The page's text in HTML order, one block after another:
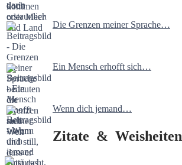
Die Grenzen meiner Sprache…
Ein Mensch erhofft sich…
Wenn dich jemand…
Zitate & Weisheiten